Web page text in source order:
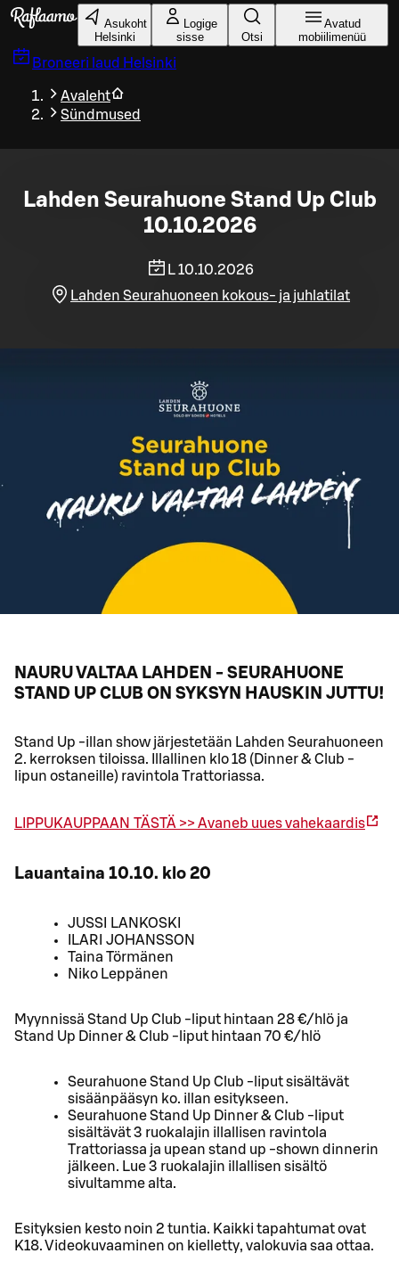
Liigu peamise sisu juurde
Asukoht
Helsinki
Logige
sisse
Otsi
Avatud
mobiilimenüü
Broneeri laud Helsinki
Avaleht
Sündmused
Lahden Seurahuone Stand Up Club
10.10.2026
L 10.10.2026
Lahden Seurahuoneen kokous- ja juhlatilat
NAURU VALTAA LAHDEN - SEURAHUONE
STAND UP CLUB ON SYKSYN HAUSKIN JUTTU!
Stand Up -illan show järjestetään Lahden Seurahuoneen
2. kerroksen tiloissa. Illallinen klo 18 (Dinner & Club -
lipun ostaneille) ravintola Trattoriassa.
LIPPUKAUPPAAN TÄSTÄ >>Avaneb uues vahekaardis
Lauantaina 10.10. klo 20
JUSSI LANKOSKI
ILARI JOHANSSON
Taina Törmänen
Niko Leppänen
Myynnissä Stand Up Club -liput hintaan 28 €/hlö ja
Stand Up Dinner & Club -liput hintaan 70 €/hlö
Seurahuone Stand Up Club -liput sisältävät
sisäänpääsyn ko. illan esitykseen.
Seurahuone Stand Up Dinner & Club -liput
sisältävät 3 ruokalajin illallisen ravintola
Trattoriassa ja upean stand up -shown dinnerin
jälkeen. Lue 3 ruokalajin illallisen sisältö
sivultamme alta.
Esityksien kesto noin 2 tuntia. Kaikki tapahtumat ovat
K18. Videokuvaaminen on kielletty, valokuvia saa ottaa.